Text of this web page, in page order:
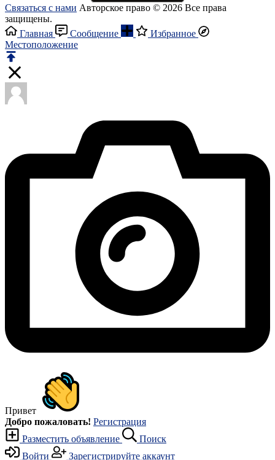
Связаться с нами Авторское право © 2026 Все права
защищены.
Главная
Сообщение
Избранное
Местоположение
Привет
Добро пожаловать! Регистрация
Разместить объявление
Поиск
Войти
Зарегистрируйте аккаунт